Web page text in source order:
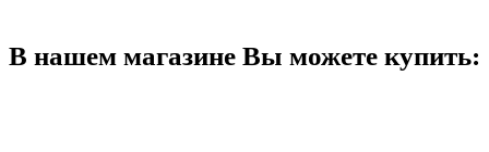
В нашем магазине Вы можете купить: